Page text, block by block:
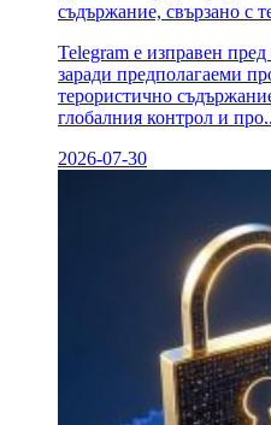
съдържание, свързано с
Telegram е изправен
заради предполагаеми
терористично
глобалния контрол и про..
2026-07-30